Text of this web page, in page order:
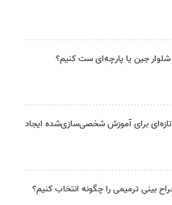
شلوار جین یا پارچه‌ای ست کنیم؟
تازه‌ای برای آموزش شخصی‌سازی‌شده ایجاد
بینی ترمیمی را چگونه انتخاب کنیم؟